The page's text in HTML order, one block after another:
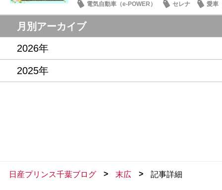
電気自動車（e-POWER） セレナ 愛車
月別アーカイブ
2026年
2025年
日産プリンス千葉ブログ > 末広 > 記事詳細